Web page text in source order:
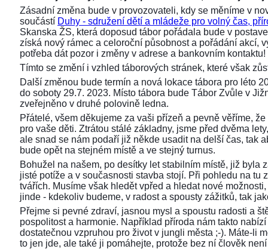
Zásadní změna bude v provozovateli, kdy se měníme v
součástí Duhy - sdružení dětí a mládeže pro volný čas,
Skanska ŽS, která doposud tábor pořádala bude v
získá nový rámec a celoroční působnost a pořádání akcí,
potřeba dát pozor i změny v adrese a bankovním kontaktu!
Tímto se změní i vzhled táborových stránek, které však
Další změnou bude termín a nová lokace tábora pro léto
do soboty 29.7. 2023. Místo tábora bude Tábor Zvůle v
zveřejněno v druhé polovině ledna.
Přátelé, všem děkujeme za vaši přízeň a pevně věříme,
pro vaše děti. Ztrátou stálé základny, jsme před dvěma
ale snad se nám podaří již někde usadit na delší čas, tak
bude opět na stejném místě a ve stejný turnus.
Bohužel na našem, po desítky let stabilním místě, již byla
jisté potíže a v současnosti stavba stojí. Při pohledu na tu
tvářích. Musíme však hledět vpřed a hledat nové
jinde - kdekoliv budeme, v radost a spousty zážitků, tak
Přejme si pevné zdraví, jasnou mysl a spoustu radosti a
pospolitost a harmonie. Například příroda nám takto
dostatečnou vzpruhou pro život v jungli města ;-). Máte-li
to jen jde, ale také ji pomáhejte, protože bez ní člověk